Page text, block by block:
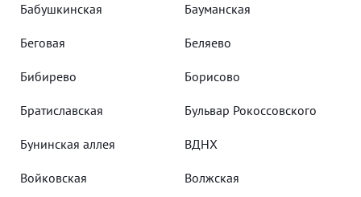
Бабушкинская Бауманская
Беговая Беляево
Бибирево Борисово
Братиславская Бульвар Рокоссовского
Бунинская аллея ВДНХ
Войковская Волжская